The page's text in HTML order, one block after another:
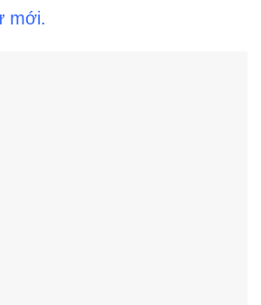
mới.